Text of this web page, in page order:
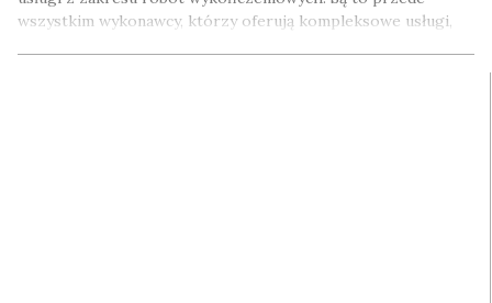
wszystkim wykonawcy, którzy oferują kompleksowe usługi,